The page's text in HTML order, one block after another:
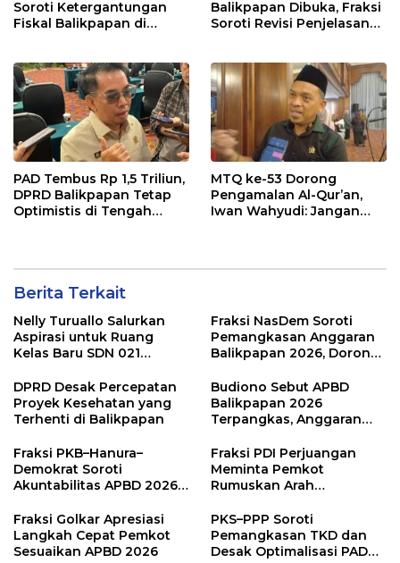
Soroti Ketergantungan
Fiskal Balikpapan di
Balikpapan Dibuka, Fraksi
Soroti Revisi Penjelasan
PAD Tembus Rp 1,5 Triliun,
DPRD Balikpapan Tetap
Optimistis di Tengah
MTQ ke-53 Dorong
Pengamalan Al-Qur’an,
Iwan Wahyudi: Jangan
Berita Terkait
Nelly Turuallo Salurkan
Aspirasi untuk Ruang
Kelas Baru SDN 021
Fraksi NasDem Soroti
Pemangkasan Anggaran
Balikpapan 2026, Dorong
Publik
DPRD Desak Percepatan
Proyek Kesehatan yang
Terhenti di Balikpapan
Budiono Sebut APBD
Balikpapan 2026
Terpangkas, Anggaran
Fraksi PKB–Hanura–
Demokrat Soroti
Akuntabilitas APBD 2026
Pengawasan Belanja
Modal
Fraksi PDI Perjuangan
Meminta Pemkot
Rumuskan Arah
Terukur sebagai
Penyangga IKN
Fraksi Golkar Apresiasi
Langkah Cepat Pemkot
Sesuaikan APBD 2026
PKS–PPP Soroti
Pemangkasan TKD dan
Desak Optimalisasi PAD